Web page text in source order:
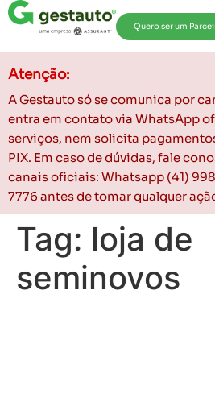
Quero ser um
Atenção:
A Gestauto só se comunica por
entra em contato via WhatsApp
serviços, nem solicita
PIX. Em caso de dúvidas, fale
canais oficiais: Whatsapp (41)
7776 antes de tomar qualquer
Tag: loja de
seminovos